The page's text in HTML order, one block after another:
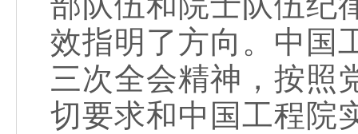
效指明了方向。中国
三次全会精神，按照
切要求和中国工程院